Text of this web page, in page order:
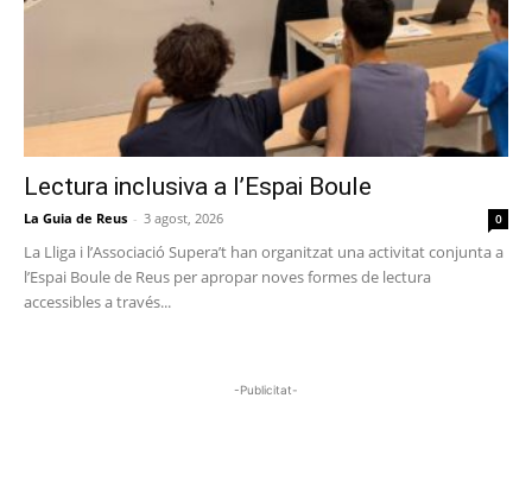
Lectura inclusiva a l’Espai Boule
La Guia de Reus - 3 agost, 2026 0
La Lliga i l’Associació Supera’t han organitzat una activitat conjunta a
l’Espai Boule de Reus per apropar noves formes de lectura
accessibles a través...
-Publicitat-